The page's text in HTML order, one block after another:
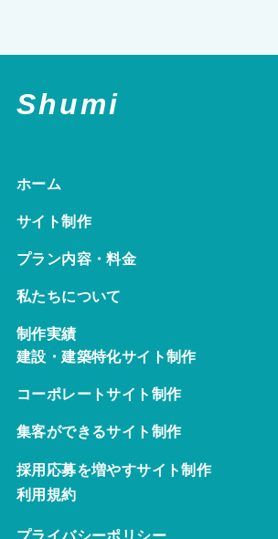
Shumi
ホーム
サイト制作
プラン内容・料金
私たちについて
制作実績
建設・建築特化サイト制作
コーポレートサイト制作
集客ができるサイト制作
採用応募を増やすサイト制作
利用規約
プライバシーポリシー